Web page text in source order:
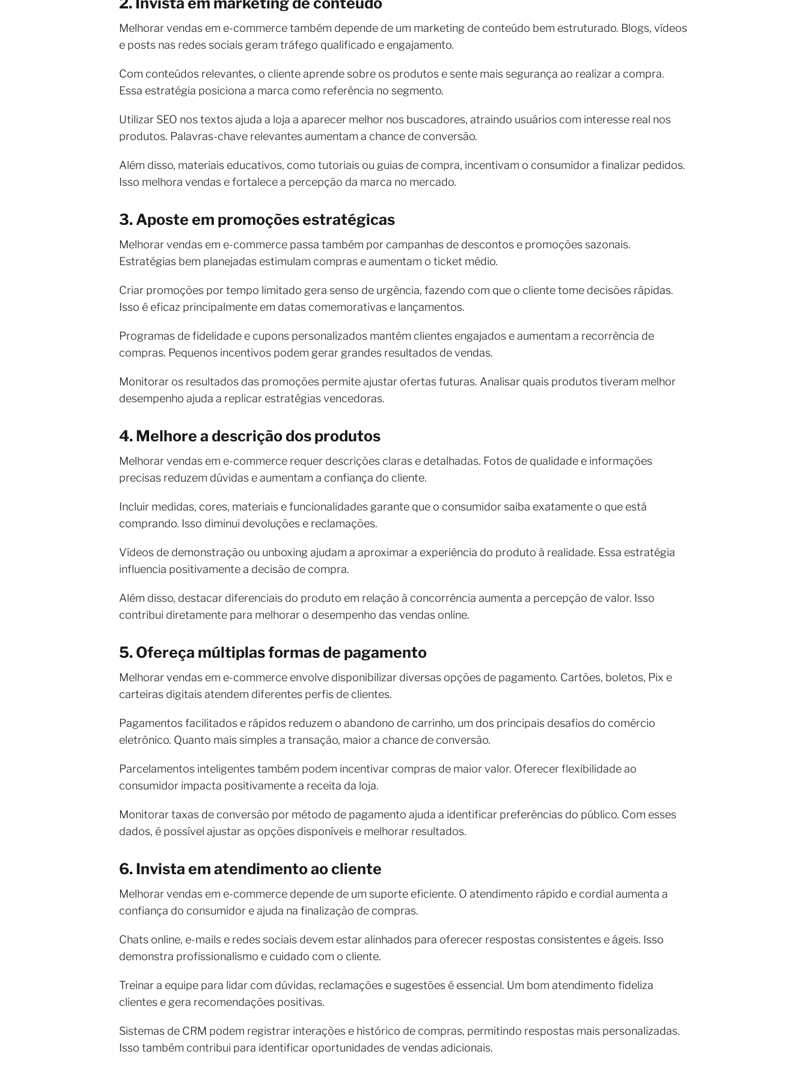
Melhorar vendas em e-commerce também depende de um marketing de conteúdo bem estruturado. Blogs, vídeos
e posts nas redes sociais geram tráfego qualificado e engajamento.
Com conteúdos relevantes, o cliente aprende sobre os produtos e sente mais segurança ao realizar a compra.
Essa estratégia posiciona a marca como referência no segmento.
Utilizar SEO nos textos ajuda a loja a aparecer melhor nos buscadores, atraindo usuários com interesse real nos
produtos. Palavras-chave relevantes aumentam a chance de conversão.
Além disso, materiais educativos, como tutoriais ou guias de compra, incentivam o consumidor a finalizar pedidos.
Isso melhora vendas e fortalece a percepção da marca no mercado.
3. Aposte em promoções estratégicas
Melhorar vendas em e-commerce passa também por campanhas de descontos e promoções sazonais.
Estratégias bem planejadas estimulam compras e aumentam o ticket médio.
Criar promoções por tempo limitado gera senso de urgência, fazendo com que o cliente tome decisões rápidas.
Isso é eficaz principalmente em datas comemorativas e lançamentos.
Programas de fidelidade e cupons personalizados mantêm clientes engajados e aumentam a recorrência de
compras. Pequenos incentivos podem gerar grandes resultados de vendas.
Monitorar os resultados das promoções permite ajustar ofertas futuras. Analisar quais produtos tiveram melhor
desempenho ajuda a replicar estratégias vencedoras.
4. Melhore a descrição dos produtos
Melhorar vendas em e-commerce requer descrições claras e detalhadas. Fotos de qualidade e informações
precisas reduzem dúvidas e aumentam a confiança do cliente.
Incluir medidas, cores, materiais e funcionalidades garante que o consumidor saiba exatamente o que está
comprando. Isso diminui devoluções e reclamações.
Vídeos de demonstração ou unboxing ajudam a aproximar a experiência do produto à realidade. Essa estratégia
influencia positivamente a decisão de compra.
Além disso, destacar diferenciais do produto em relação à concorrência aumenta a percepção de valor. Isso
contribui diretamente para melhorar o desempenho das vendas online.
5. Ofereça múltiplas formas de pagamento
Melhorar vendas em e-commerce envolve disponibilizar diversas opções de pagamento. Cartões, boletos, Pix e
carteiras digitais atendem diferentes perfis de clientes.
Pagamentos facilitados e rápidos reduzem o abandono de carrinho, um dos principais desafios do comércio
eletrônico. Quanto mais simples a transação, maior a chance de conversão.
Parcelamentos inteligentes também podem incentivar compras de maior valor. Oferecer flexibilidade ao
consumidor impacta positivamente a receita da loja.
Monitorar taxas de conversão por método de pagamento ajuda a identificar preferências do público. Com esses
dados, é possível ajustar as opções disponíveis e melhorar resultados.
6. Invista em atendimento ao cliente
Melhorar vendas em e-commerce depende de um suporte eficiente. O atendimento rápido e cordial aumenta a
confiança do consumidor e ajuda na finalização de compras.
Chats online, e-mails e redes sociais devem estar alinhados para oferecer respostas consistentes e ágeis. Isso
demonstra profissionalismo e cuidado com o cliente.
Treinar a equipe para lidar com dúvidas, reclamações e sugestões é essencial. Um bom atendimento fideliza
clientes e gera recomendações positivas.
Sistemas de CRM podem registrar interações e histórico de compras, permitindo respostas mais personalizadas.
Isso também contribui para identificar oportunidades de vendas adicionais.